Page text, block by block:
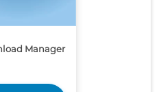
Manager